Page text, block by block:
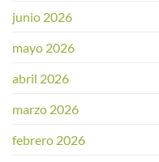
junio 2026
mayo 2026
abril 2026
marzo 2026
febrero 2026